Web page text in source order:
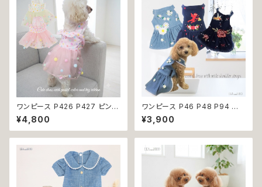
エア 女の子 小型犬 おしゃれ か
わいい 可愛い 透け感 コットン
返品交換不可
かけ 返品交換不可
ワンピース P426 P427 ピンク
ホワイト ハンドメイド ビーズ 揺
れる リボン レース ドッグウェア
春夏 ドッグウエア ドッグ ウェア
プル 犬洋服 猫洋服 春 夏 洋服
女の子 男の子 小型 おしゃれ か
わいい 送料無料 返品交換不可
¥4,800
ワンピース P46 P48 P94 犬
服 フラワー デニム調 トップス ナ
チュラル ハンドメイド ブルー 青
花 パール風 ビーズ ドッグ ウェ
服 犬の服 犬洋服 洋服 女の子
小型 小型犬 猫 おしゃれ かわい
い 返品交換不可
¥3,900